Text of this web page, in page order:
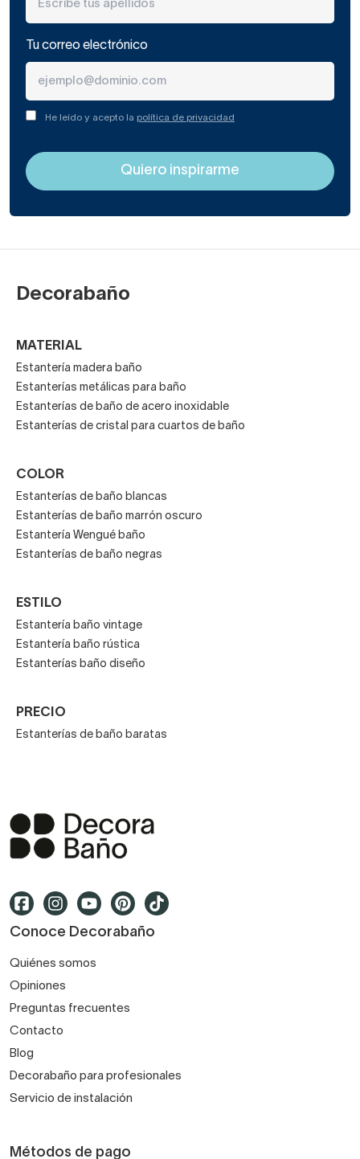
Tu correo electrónico
He leído y acepto la política de privacidad
Decorabaño
MATERIAL
Estantería madera baño
Estanterías metálicas para baño
Estanterías de baño de acero inoxidable
Estanterías de cristal para cuartos de baño
COLOR
Estanterías de baño blancas
Estanterías de baño marrón oscuro
Estantería Wengué baño
Estanterías de baño negras
ESTILO
Estantería baño vintage
Estantería baño rústica
Estanterías baño diseño
PRECIO
Estanterías de baño baratas
Conoce Decorabaño
Quiénes somos
Opiniones
Preguntas frecuentes
Contacto
Blog
Decorabaño para profesionales
Servicio de instalación
Métodos de pago